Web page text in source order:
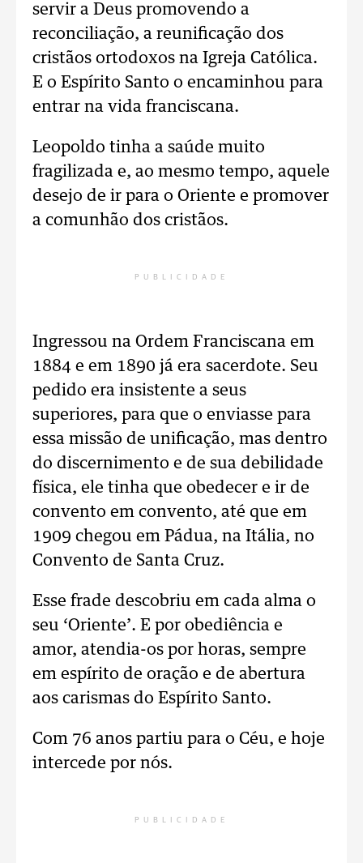
servir a Deus promovendo a
reconciliação, a reunificação dos
cristãos ortodoxos na Igreja Católica.
E o Espírito Santo o encaminhou para
entrar na vida franciscana.
Leopoldo tinha a saúde muito
fragilizada e, ao mesmo tempo, aquele
desejo de ir para o Oriente e promover
a comunhão dos cristãos.
PUBLICIDADE
Ingressou na Ordem Franciscana em
1884 e em 1890 já era sacerdote. Seu
pedido era insistente a seus
superiores, para que o enviasse para
essa missão de unificação, mas dentro
do discernimento e de sua debilidade
física, ele tinha que obedecer e ir de
convento em convento, até que em
1909 chegou em Pádua, na Itália, no
Convento de Santa Cruz.
Esse frade descobriu em cada alma o
seu ‘Oriente’. E por obediência e
amor, atendia-os por horas, sempre
em espírito de oração e de abertura
aos carismas do Espírito Santo.
Com 76 anos partiu para o Céu, e hoje
intercede por nós.
PUBLICIDADE